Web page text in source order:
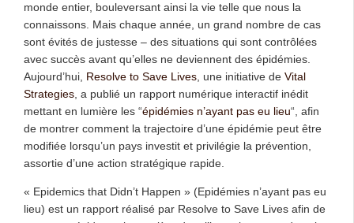
monde entier, bouleversant ainsi la vie telle que nous la
connaissons. Mais chaque année, un grand nombre de cas
sont évités de justesse – des situations qui sont contrôlées
avec succès avant qu’elles ne deviennent des épidémies.
Aujourd’hui, Resolve to Save Lives , une initiative de Vital
Strategies , a publié un rapport numérique interactif inédit
mettant en lumière les “épidémies n’ayant pas eu lieu“, afin
de montrer comment la trajectoire d’une épidémie peut être
modifiée lorsqu’un pays investit et privilégie la prévention,
assortie d’une action stratégique rapide.
« Epidemics that Didn’t Happen » (Epidémies n’ayant pas eu
lieu) est un rapport réalisé par Resolve to Save Lives afin de